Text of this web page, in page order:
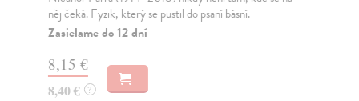
něj čeká. Fyzik, který se pustil do psaní básní.
Zasielame do 12 dní
8,15 €
8,40 € ?